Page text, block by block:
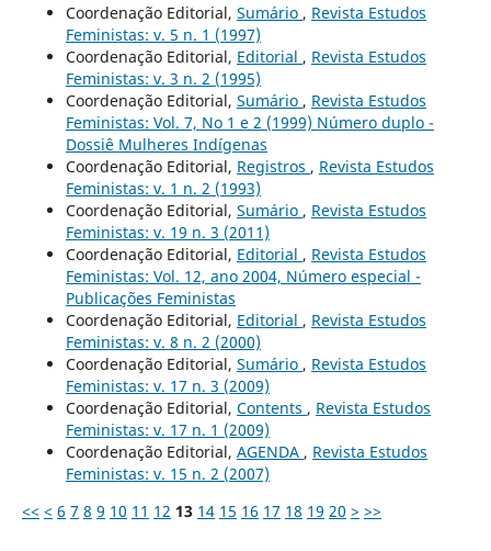
Coordenação Editorial, Sumário , Revista Estudos
Feministas: v. 5 n. 1 (1997)
Coordenação Editorial, Editorial , Revista Estudos
Feministas: v. 3 n. 2 (1995)
Coordenação Editorial, Sumário , Revista Estudos
Feministas: Vol. 7, No 1 e 2 (1999) Número duplo -
Dossiê Mulheres Indígenas
Coordenação Editorial, Registros , Revista Estudos
Feministas: v. 1 n. 2 (1993)
Coordenação Editorial, Sumário , Revista Estudos
Feministas: v. 19 n. 3 (2011)
Coordenação Editorial, Editorial , Revista Estudos
Feministas: Vol. 12, ano 2004, Número especial -
Publicações Feministas
Coordenação Editorial, Editorial , Revista Estudos
Feministas: v. 8 n. 2 (2000)
Coordenação Editorial, Sumário , Revista Estudos
Feministas: v. 17 n. 3 (2009)
Coordenação Editorial, Contents , Revista Estudos
Feministas: v. 17 n. 1 (2009)
Coordenação Editorial, AGENDA , Revista Estudos
Feministas: v. 15 n. 2 (2007)
<< < 6 7 8 9 10 11 12 13 14 15 16 17 18 19 20 > >>